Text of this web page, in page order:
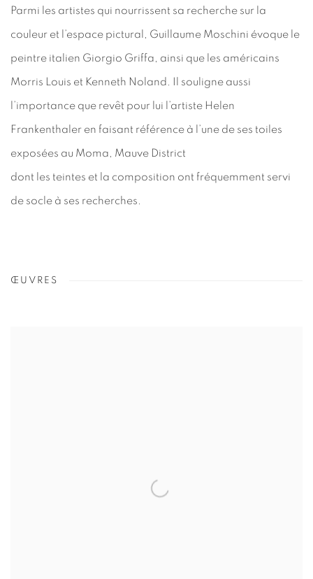
Parmi les artistes qui nourrissent sa recherche sur la
couleur et l’espace pictural, Guillaume Moschini évoque le
peintre italien Giorgio Griffa, ainsi que les américains
Morris Louis et Kenneth Noland. Il souligne aussi
l’importance que revêt pour lui l’artiste Helen
Frankenthaler en faisant référence à l’une de ses toiles
exposées au Moma, Mauve District
dont les teintes et la composition ont fréquemment servi
de socle à ses recherches.
ŒUVRES